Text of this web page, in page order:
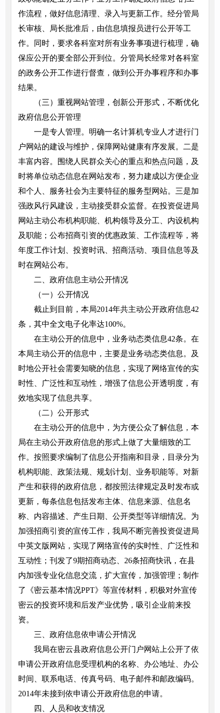
作流程，做好信息清理、录入与更新工作。经分管局
长审核、局长批准后，由信息填报员进行公开等工
作。同时，要求各科室对所有业务事项进行梳理，确
保应公开的要全部公开到位。分管局长经常对各科室
的政务公开工作进行督查，做到公开办事程序和办事
结果。
（三）重视网站管理，创新公开形式，不断优化
政府信息公开管理
一是专人管理。明确一名计算机专业人才进行门
户网站的建设与维护，保障网站健康有序发展。二是
丰富内容。围绕人民群众关心的重点和热点问题，及
时将单位动态信息在网站发布，努力建成以方便企业
和个人、服务社会为主要特征的服务型网站。三是加
强政风行风建设，主动接受群众监督。在投资促进局
网站主动公布机构职能、机构领导及分工、内设机构
及职能；公布招商引资的优惠政策、工作流程等，将
年度工作计划、投资时讯、招商活动、项目信息等及
时在网站公布。
二、政府信息主动公开情况
（一）公开情况
截止到目前，本局2014年共主动公开政府信息42
条，其中全文电子化率达100%。
在主动公开的信息中，业务动态类信息42条。在
本局主动公开的信息中，主要是业务动态类信息。及
时地公开社会需要知晓的信息，实现了网络宣传的实
时性、广泛性和互动性，增强了信息公开透明度，有
效地实现了信息共享。
（二）公开形式
在主动公开的信息中，为方便公众了解信息，本
局在主动公开政府信息的形式上做了大量细致的工
作。按照要求编制了信息公开指南和目录，目录分为
机构职能、政策法规、规划计划、业务职能等。对新
产生和获得的政府信息，都按照法律规定及时发布或
更新，每条信息包括发布主体、信息来源、信息名
称、内容描述、产生日期、公开类型等详细情况。为
加强招商引资的宣传工作，我局不断完善投资促进局
中英文版网站，实现了网络宣传的实时性、广泛性和
互动性；刊发了9期招商动态、26条招商快讯，在县
内加强专业化信息交流，扩大宣传，加强管理；制作
了《密云基本情况PPT》等宣传材料，积极对外宣传
密云的投资环境和后发产业优势，吸引企业前来投
资。
三、政府信息依申请公开情况
我局在密云县政府信息公开门户网站上公开了依
申请公开政府信息受理机构的名称、办公地址、办公
时间、联系电话、传真号码、电子邮件和邮政编码。
2014年未接到依申请公开政府信息的申请。
四、人员和收支情况